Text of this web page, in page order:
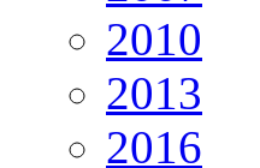
2010
2013
2016